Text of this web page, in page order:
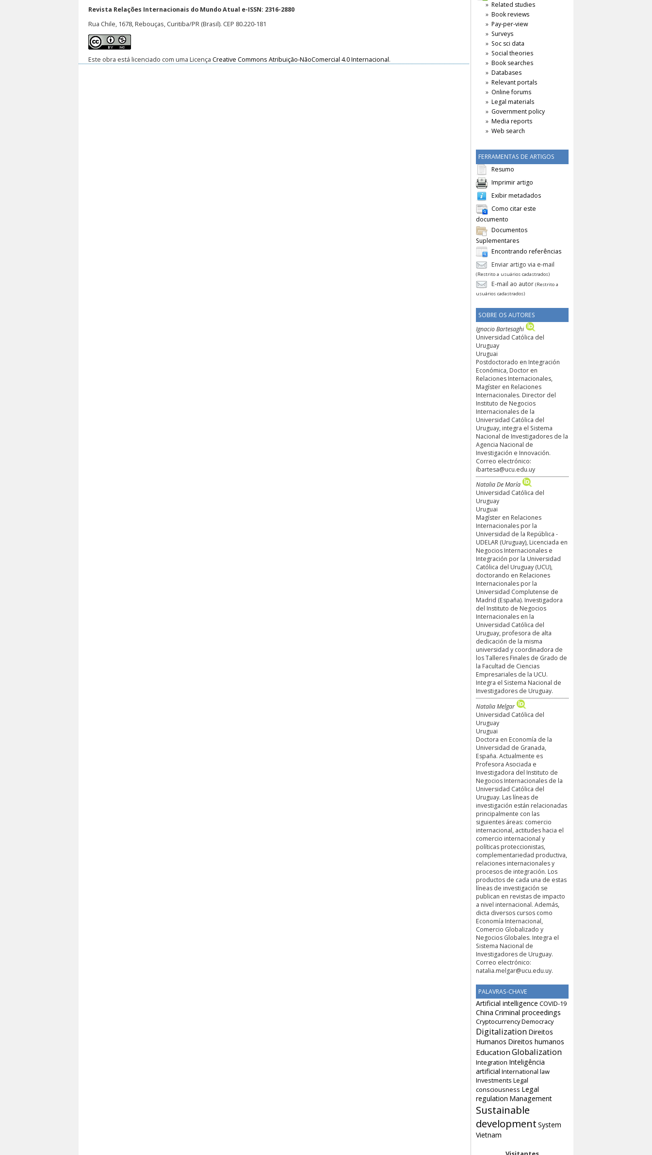
Related studies
Book reviews
Pay-per-view
Surveys
Soc sci data
Social theories
Book searches
Databases
Relevant portals
Online forums
Legal materials
Government policy
Media reports
Web search
FERRAMENTAS DE ARTIGOS
Resumo
Imprimir artigo
Exibir metadados
Como citar este
documento
Documentos
Suplementares
Encontrando referências
Enviar artigo via e-mail
(Restrito a usuários cadastrados)
E-mail ao autor (Restrito a
usuários cadastrados)
SOBRE OS AUTORES
Ignacio Bartesaghi
Universidad Católica del
Uruguay
Uruguai
Postdoctorado en Integración
Económica, Doctor en
Relaciones Internacionales,
Magíster en Relaciones
Internacionales. Director del
Instituto de Negocios
Internacionales de la
Universidad Católica del
Uruguay, integra el Sistema
Nacional de Investigadores de la
Agencia Nacional de
Investigación e Innovación.
Correo electrónico:
ibartesa@ucu.edu.uy
Natalia De María
Universidad Católica del
Uruguay
Uruguai
Magíster en Relaciones
Internacionales por la
Universidad de la República -
UDELAR (Uruguay), Licenciada en
Negocios Internacionales e
Integración por la Universidad
Católica del Uruguay (UCU),
doctorando en Relaciones
Internacionales por la
Universidad Complutense de
Madrid (España). Investigadora
del Instituto de Negocios
Internacionales en la
Universidad Católica del
Uruguay, profesora de alta
dedicación de la misma
universidad y coordinadora de
los Talleres Finales de Grado de
la Facultad de Ciencias
Empresariales de la UCU.
Integra el Sistema Nacional de
Investigadores de Uruguay.
Natalia Melgar
Universidad Católica del
Uruguay
Uruguai
Doctora en Economía de la
Universidad de Granada,
España. Actualmente es
Profesora Asociada e
Investigadora del Instituto de
Negocios Internacionales de la
Universidad Católica del
Uruguay. Las líneas de
investigación están relacionadas
principalmente con las
siguientes áreas: comercio
internacional, actitudes hacia el
comercio internacional y
políticas proteccionistas,
complementariedad productiva,
relaciones internacionales y
procesos de integración. Los
productos de cada una de estas
líneas de investigación se
publican en revistas de impacto
a nivel internacional. Además,
dicta diversos cursos como
Economía Internacional,
Comercio Globalizado y
Negocios Globales. Integra el
Sistema Nacional de
Investigadores de Uruguay.
Correo electrónico:
natalia.melgar@ucu.edu.uy.
PALAVRAS-CHAVE
Artificial intelligence COVID-19
China Criminal proceedings
CryptocurrencyDemocracy
Digitalization Direitos
Humanos Direitos humanos
Education Globalization
Integration Inteligência
artificial International law
Investments Legal
consciousness Legal
regulation Management
Sustainable
development System
Vietnam
Revista Relações Internacionais do Mundo Atual e-ISSN: 2316-2880
Rua Chile, 1678, Rebouças, Curitiba/PR (Brasil). CEP 80.220-181
Este obra está licenciado com uma Licença Creative Commons Atribuição-NãoComercial 4.0 Internacional.